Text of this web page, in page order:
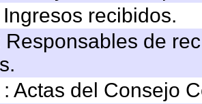
Ingresos recibidos.
Responsables de
: Actas del Consejo